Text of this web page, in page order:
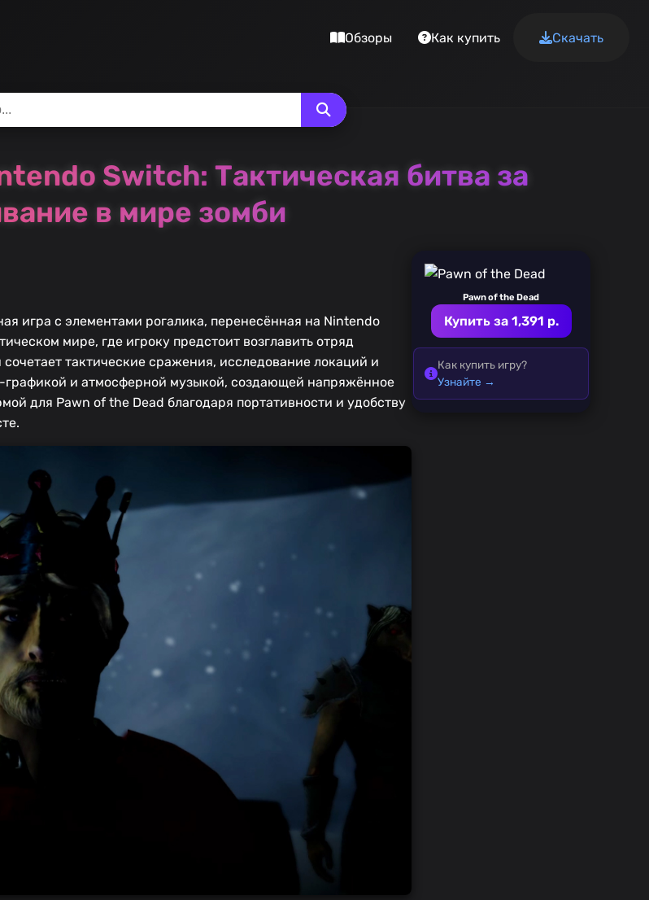
Обзоры Как купить Скачать
Switch: Тактическая битва за
в мире зомби
игра с элементами рогалика, перенесённая на Nintendo
мире, где игроку предстоит возглавить отряд
тактические сражения, исследование локаций и
и атмосферной музыкой, создающей напряжённое
для Pawn of the Dead благодаря портативности и удобству
Pawn of the Dead
Купить за 1,391 р.
Как купить игру?
Узнайте →